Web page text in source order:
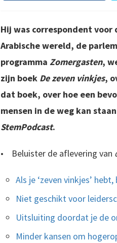
Hij was correspondent voor
Arabische wereld, de
programma Zomergasten,
zijn boek De zeven vinkjes,
dat boek, over hoe een
mensen in de weg kan
StemPodcast.
• Beluister de aflevering van
Als je ‘zeven vinkjes’
Niet geschikt voor
Uitsluiting doordat je de
Minder kansen om